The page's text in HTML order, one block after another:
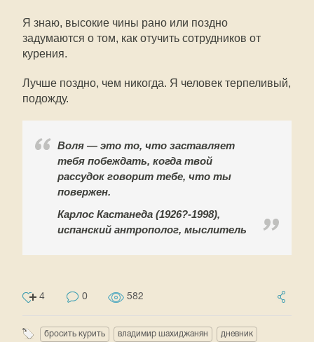
Я знаю, высокие чины рано или поздно
задумаются о том, как отучить сотрудников от
курения.
Лучше поздно, чем никогда. Я человек терпеливый,
подожду.
Воля — это то, что заставляет
тебя побеждать, когда твой
рассудок говорит тебе, что ты
повержен.
Карлос Кастанеда (1926?-1998),
испанский антрополог, мыслитель
4 0 582
бросить курить владимир шахиджанян дневник